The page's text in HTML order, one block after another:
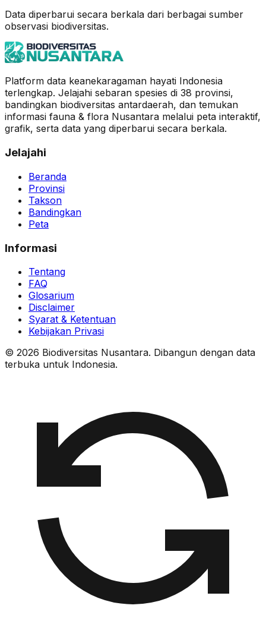
Data diperbarui secara berkala dari berbagai sumber
observasi biodiversitas.
Platform data keanekaragaman hayati Indonesia
terlengkap. Jelajahi sebaran spesies di 38 provinsi,
bandingkan biodiversitas antardaerah, dan temukan
informasi fauna & flora Nusantara melalui peta interaktif,
grafik, serta data yang diperbarui secara berkala.
Jelajahi
Beranda
Provinsi
Takson
Bandingkan
Peta
Informasi
Tentang
FAQ
Glosarium
Disclaimer
Syarat & Ketentuan
Kebijakan Privasi
© 2026 Biodiversitas Nusantara. Dibangun dengan data
terbuka untuk Indonesia.